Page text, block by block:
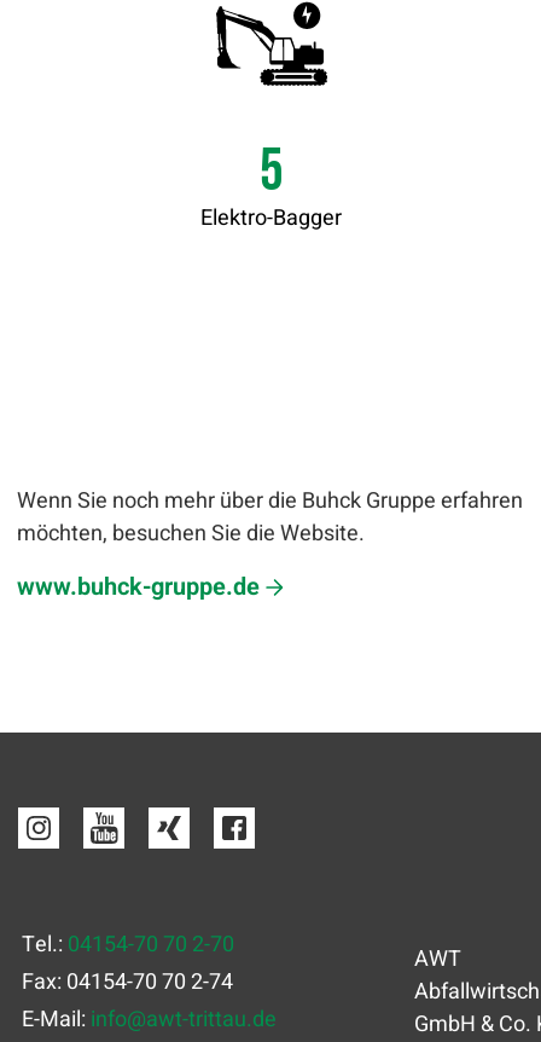
5
Elektro-Bagger
Wenn Sie noch mehr über die Buhck Gruppe erfahren
möchten, besuchen Sie die Website.
www.buhck-gruppe.de
Tel.: 04154-70 70 2-70
Fax: 04154-70 70 2-74
E-Mail: info@awt-trittau.de
AWT
GmbH & Co.